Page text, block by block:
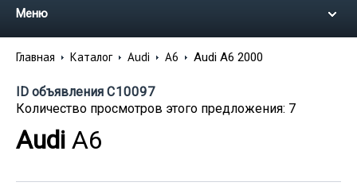
Меню
Главная Каталог Audi A6 Audi A6 2000
ID объявления C10097
Количество просмотров этого предложения: 7
Audi A6